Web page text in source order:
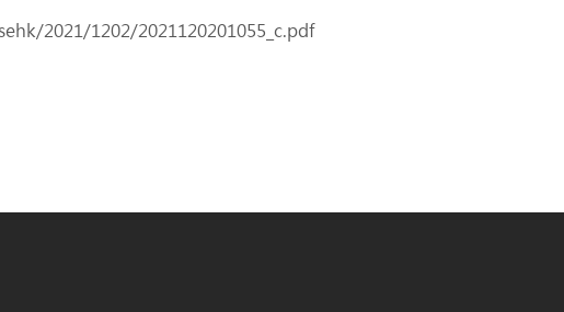
2021/1202/2021120201055_c.pdf